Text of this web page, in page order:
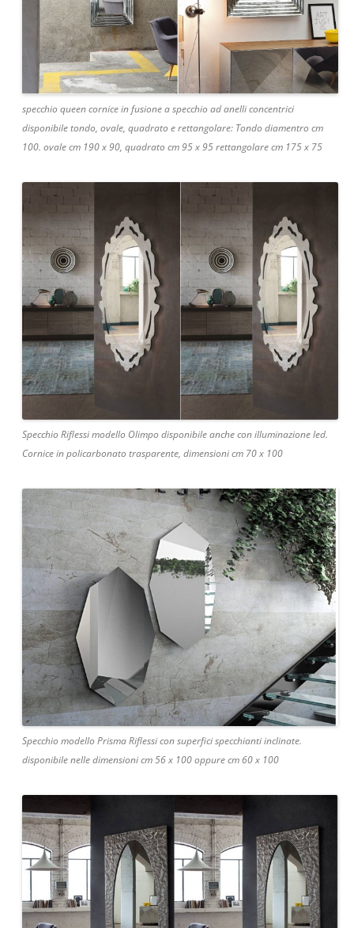
specchio queen cornice in fusione a specchio ad anelli concentrici
disponibile tondo, ovale, quadrato e rettangolare: Tondo diamentro cm
100. ovale cm 190 x 90, quadrato cm 95 x 95 rettangolare cm 175 x 75
Specchio Riflessi modello Olimpo disponibile anche con illuminazione led.
Cornice in policarbonato trasparente, dimensioni cm 70 x 100
Specchio modello Prisma Riflessi con superfici specchianti inclinate.
disponibile nelle dimensioni cm 56 x 100 oppure cm 60 x 100